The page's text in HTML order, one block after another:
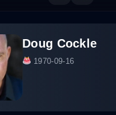
Doug Cockle
1970-09-16